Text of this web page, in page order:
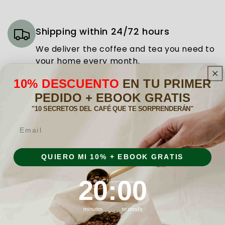
Shipping within 24/72 hours
We deliver the coffee and tea you need to
your home every month.
Subscribe
Choose the subscription plan that best
Cancel whenever you want
Cancel your subscription at any time,
easily and without complications.
Maximum quality
Master Coffee Roasters since 1896 and for
10% DESCUENTO EN TU PRIMER
PEDIDO + EBOOK GRATIS
''10 SECRETOS DEL CAFÉ QUE TE SORPRENDERÁN''
QUIERO MI 10% + EBOOK GRATIS
Countdown ends in:
19
19
minutes
::58
58
seconds